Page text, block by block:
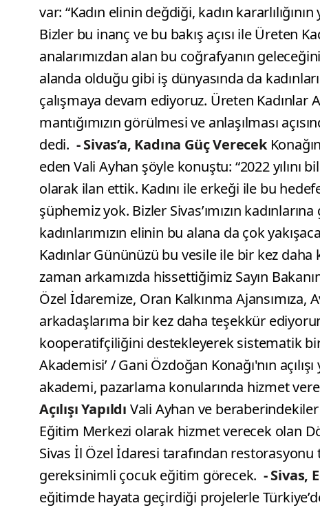
var: “Kadın elinin değdiği, kadın
Bizler bu inanç ve bu bakış açısı ile Üreten
analarımızdan alan bu coğrafyanın
alanda olduğu gibi iş dünyasında da
çalışmaya devam ediyoruz. Üreten
mantığımızın görülmesi ve anlaşılması
dedi. - Sivas’a, Kadına Güç Verecek
eden Vali Ayhan şöyle konuştu: “2022 yılını
olarak ilan ettik. Kadını ile erkeği ile bu
şüphemiz yok. Bizler Sivas’ımızın
kadınlarımızın elinin bu alana da çok
Kadınlar Gününüzü bu vesile ile bir kez
zaman arkamızda hissettiğimiz Sayın
Özel İdaremize, Oran Kalkınma
arkadaşlarıma bir kez daha teşekkür
kooperatifçiliğini destekleyerek sistematik bir
Akademisi’ / Gani Özdoğan Konağı'nın
akademi, pazarlama konularında hizmet
Açılışı Yapıldı Vali Ayhan ve
Eğitim Merkezi olarak hizmet verecek olan
Sivas İl Özel İdaresi tarafından
gereksinimli çocuk eğitim görecek. - Sivas,
eğitimde hayata geçirdiği projelerle